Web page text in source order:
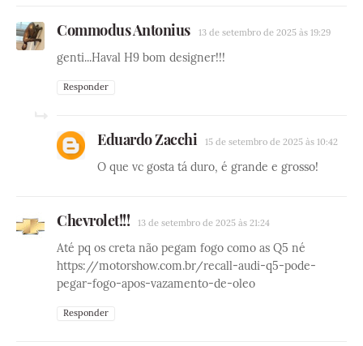
Commodus Antonius 13 de setembro de 2025 às 19:29
genti...Haval H9 bom designer!!!
Responder
Eduardo Zacchi 15 de setembro de 2025 às 10:42
O que vc gosta tá duro, é grande e grosso!
Chevrolet!!! 13 de setembro de 2025 às 21:24
Até pq os creta não pegam fogo como as Q5 né
https://motorshow.com.br/recall-audi-q5-pode-
pegar-fogo-apos-vazamento-de-oleo
Responder